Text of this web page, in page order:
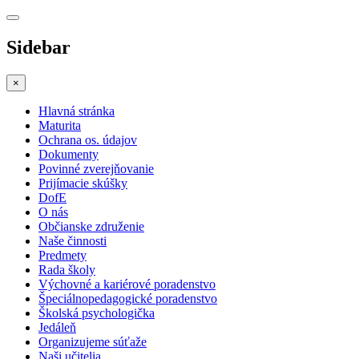
Sidebar
×
Hlavná stránka
Maturita
Ochrana os. údajov
Dokumenty
Povinné zverejňovanie
Prijímacie skúšky
DofE
O nás
Občianske združenie
Naše činnosti
Predmety
Rada školy
Výchovné a kariérové poradenstvo
Špeciálnopedagogické poradenstvo
Školská psychologička
Jedáleň
Organizujeme súťaže
Naši učitelia